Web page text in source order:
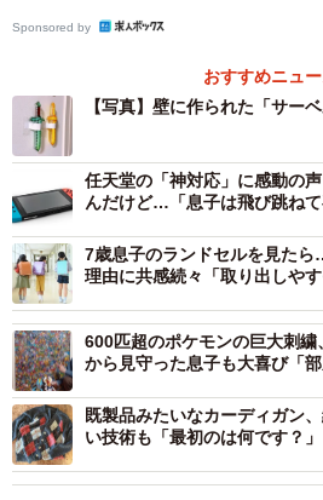
Sponsored by
おすすめニュ
【写真】壁に作られた「サーベ
任天堂の「神対応」に感動の
んだけど…「息子は飛び跳ねて
7歳息子のランドセルを見た
理由に共感続々「取り出しや
600匹超のポケモンの巨大刺
から見守った息子も大喜び「部
既製品みたいなカーディガン
い技術も「最初のは何です？